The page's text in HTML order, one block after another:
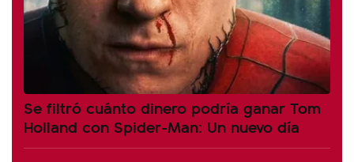
Se filtró cuánto dinero podría ganar Tom
Holland con Spider-Man: Un nuevo día